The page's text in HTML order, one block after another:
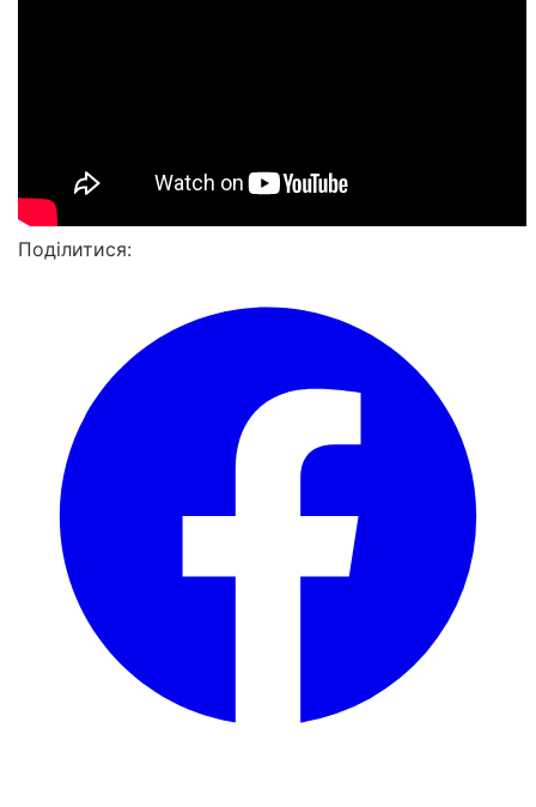
Поділитися: